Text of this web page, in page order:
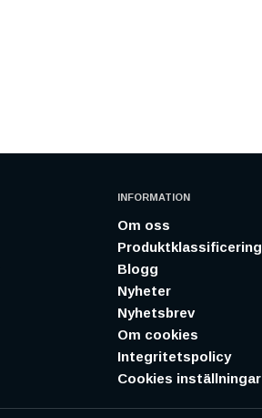
INFORMATION
Om oss
Produktklassificering
Blogg
Nyheter
Nyhetsbrev
Om cookies
Integritetspolicy
Cookies inställningar